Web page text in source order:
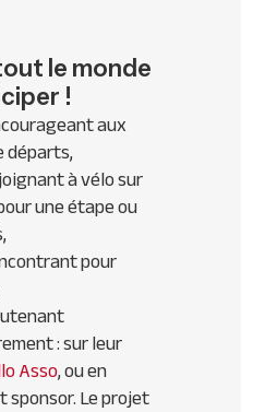
le monde
!
aux
départs,
à vélo sur
une étape ou
pour
: sur leur
Asso, ou en
sponsor. Le projet